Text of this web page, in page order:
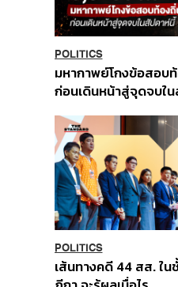
POLITICS
มหากาพย์โกงข้อสอบ
ก่อนเดินหน้าสู่จุดจบใ
POLITICS
เส้นทางคดี 44 สส. ใน